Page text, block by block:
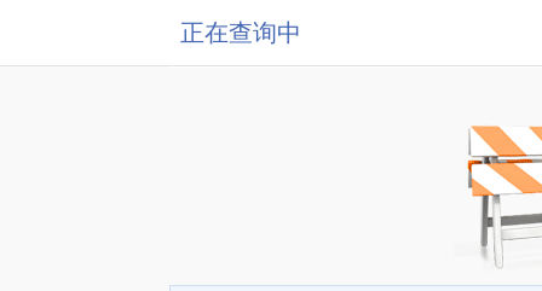
正在查询中